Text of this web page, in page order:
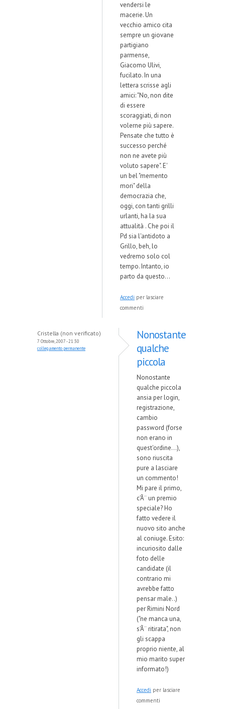
vendersi le
macerie. Un
vecchio amico cita
sempre un giovane
partigiano
parmense,
Giacomo Ulivi,
fucilato. In una
lettera scrisse agli
amici: "No, non dite
di essere
scoraggiati, di non
volerne più sapere.
Pensate che tutto è
successo perché
non ne avete più
voluto sapere". E'
un bel "memento
mori" della
democrazia che,
oggi, con tanti grilli
urlanti, ha la sua
attualità . Che poi il
Pd sia l'antidoto a
Grillo, beh, lo
vedremo solo col
tempo. Intanto, io
parto da questo...
Accedi per lasciare
commenti
Cristella (non verificato)
7 Ottobre, 2007 - 21:30
collegamento permanente
Nonostante
qualche
piccola
Nonostante
qualche piccola
ansia per login,
registrazione,
cambio
password (forse
non erano in
quest'ordine...),
sono riuscita
pure a lasciare
un commento!
Mi pare il primo,
c'Ã¨ un premio
speciale? Ho
fatto vedere il
nuovo sito anche
al coniuge. Esito:
incuriosito dalle
foto delle
candidate (il
contrario mi
avrebbe fatto
pensar male..)
per Rimini Nord
("ne manca una,
s'Ã¨ ritirata", non
gli scappa
proprio niente, al
mio marito super
informato!)
Accedi per lasciare
commenti